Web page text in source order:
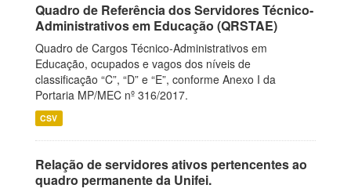
Quadro de Referência dos Servidores Técnico-
Administrativos em Educação (QRSTAE)
Quadro de Cargos Técnico-Administrativos em
Educação, ocupados e vagos dos níveis de
classificação “C”, “D” e “E”, conforme Anexo I da
Portaria MP/MEC nº 316/2017.
CSV
Relação de servidores ativos pertencentes ao
quadro permanente da Unifei.